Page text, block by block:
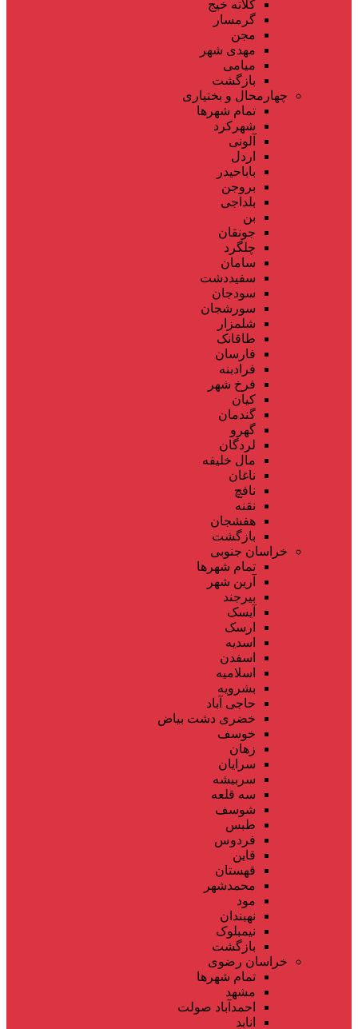
کلاته خیج
گرمسار
مجن
مهدی شهر
میامی
بازگشت
چهارمحال و بختیاری
تمام شهر‌ها
شهرکرد
آلونی
اردل
باباحیدر
بروجن
بلداجی
بن
جونقان
چلگرد
سامان
سفیددشت
سودجان
سورشجان
شلمزار
طاقانک
فارسان
فرادبنه
فرخ شهر
کیان
گندمان
گهرو
لردگان
مال خلیفه
ناغان
نافچ
نقنه
هفشجان
بازگشت
خراسان جنوبی
تمام شهر‌ها
آرین شهر
بیرجند
آیسک
ارسک
اسدیه
اسفدن
اسلامیه
بشرویه
حاجی آباد
خضری دشت بیاض
خوسف
زهان
سرایان
سربیشه
سه قلعه
شوسف
طبس
فردوس
قاین
قهستان
محمدشهر
مود
نهبندان
نیمبلوک
بازگشت
خراسان رضوی
تمام شهر‌ها
مشهد
احمدآباد صولت
انابد